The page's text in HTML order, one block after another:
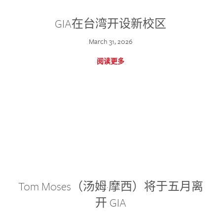
GIA在台湾开设新校区
March 31, 2026
阅读更多
Tom Moses（汤姆·摩西）将于五月离
开 GIA